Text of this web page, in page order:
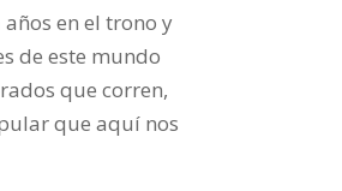
en el trono y
de este mundo
que corren,
que aquí nos